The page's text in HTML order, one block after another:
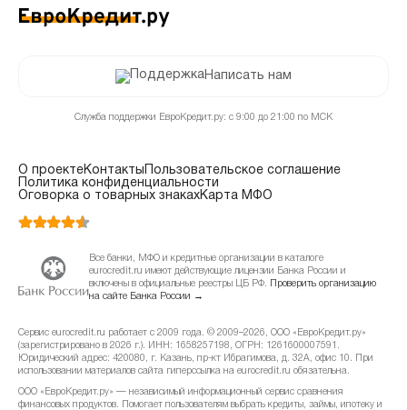
Написать нам
Служба поддержки ЕвроКредит.ру: с 9:00 до 21:00 по МСК
О проектеКонтакты Пользовательское соглашение
Политика конфиденциальности
Оговорка о товарных знакахКарта МФО
Все банки, МФО и кредитные организации в каталоге
eurocredit.ru имеют действующие лицензии Банка России и
включены в официальные реестры ЦБ РФ.
Проверить организацию
на сайте Банка России →
Сервис eurocredit.ru работает с 2009 года. © 2009–2026, ООО «ЕвроКредит.ру»
(зарегистрировано в 2026 г.). ИНН: 1658257198, ОГРН: 1261600007591.
Юридический адрес: 420080, г. Казань, пр-кт Ибрагимова, д. 32А, офис 10. При
использовании материалов сайта гиперссылка на eurocredit.ru обязательна.
ООО «ЕвроКредит.ру» — независимый информационный сервис сравнения
финансовых продуктов. Помогает пользователям выбрать кредиты, займы, ипотеку и